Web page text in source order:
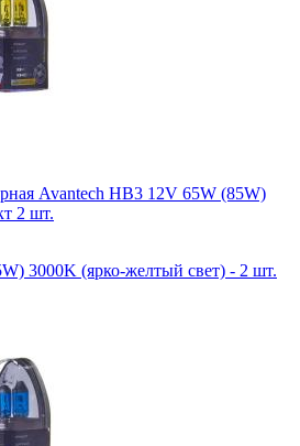
Avantech HB3 12V 65W (85W)
2 шт.
3000K (ярко-желтый свет) - 2 шт.